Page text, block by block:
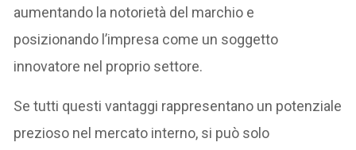
aumentando la notorietà del marchio e
posizionando l’impresa come un soggetto
innovatore nel proprio settore.
Se tutti questi vantaggi rappresentano un potenziale
prezioso nel mercato interno, si può solo